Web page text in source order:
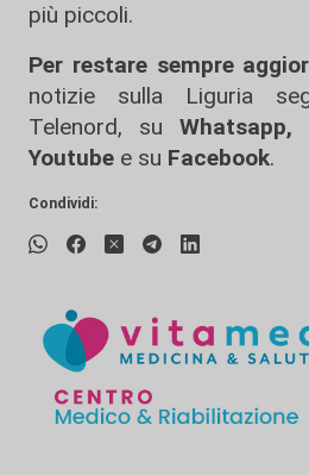
più piccoli.
Per restare sempre
notizie sulla Liguria
Telenord, su
Whatsapp,
Youtube e su Facebook.
Condividi: